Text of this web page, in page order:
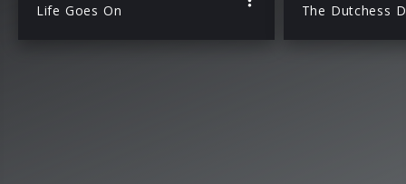
Life Goes On The Dutchess